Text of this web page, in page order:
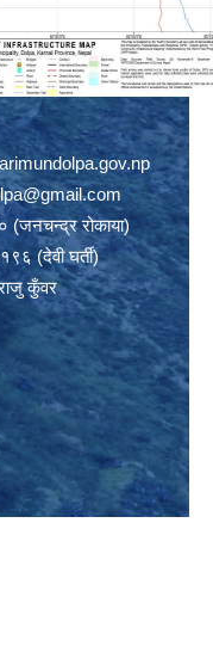
रोकाया)
(देवी घर्ती)
कुँवर